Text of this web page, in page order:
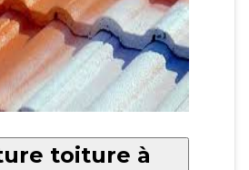
toiture à